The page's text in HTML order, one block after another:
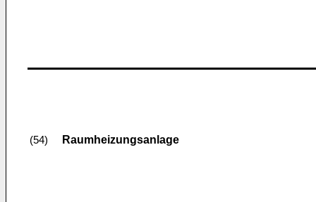
(54) Raumheizungsanlage